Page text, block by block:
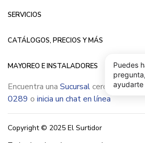
SERVICIOS
CATÁLOGOS, PRECIOS Y MÁS
MAYOREO E INSTALADORES
Encuentra una Sucursalcerca de ti,
0289 o inicia un chat en línea
Copyright © 2025 El Surtidor
Puedes
ayudarte